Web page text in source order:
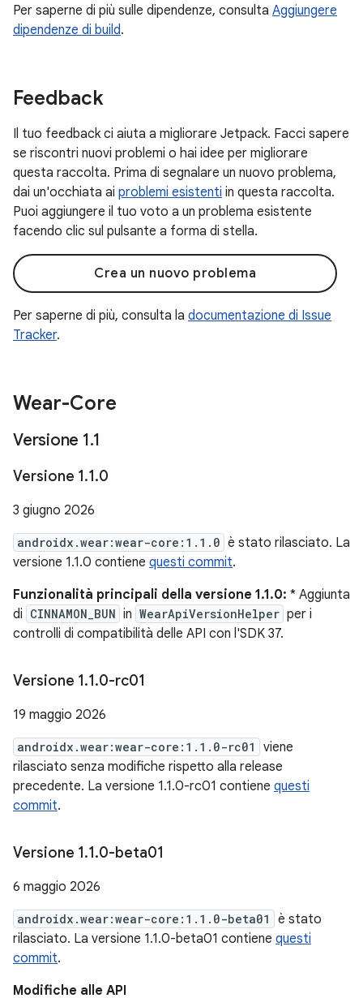
Per saperne di più sulle dipendenze, consulta Aggiungere
dipendenze di build.
Feedback
Il tuo feedback ci aiuta a migliorare Jetpack. Facci sapere
se riscontri nuovi problemi o hai idee per migliorare
questa raccolta. Prima di segnalare un nuovo problema,
dai un'occhiata ai problemi esistenti in questa raccolta.
Puoi aggiungere il tuo voto a un problema esistente
facendo clic sul pulsante a forma di stella.
Crea un nuovo problema
Per saperne di più, consulta la documentazione di Issue
Tracker.
Wear-Core
Versione 1.1
Versione 1.1.0
3 giugno 2026
androidx.wear:wear-core:1.1.0 è stato rilasciato. La
versione 1.1.0 contiene questi commit.
Funzionalità principali della versione 1.1.0: * Aggiunta
di CINNAMON_BUN in WearApiVersionHelper per i
controlli di compatibilità delle API con l'SDK 37.
Versione 1.1.0-rc01
19 maggio 2026
androidx.wear:wear-core:1.1.0-rc01
viene
rilasciato senza modifiche rispetto alla release
precedente. La versione 1.1.0-rc01 contiene questi
commit.
Versione 1.1.0-beta01
6 maggio 2026
androidx.wear:wear-core:1.1.0-beta01
è stato
rilasciato. La versione 1.1.0-beta01 contiene questi
commit.
Modifiche alle API